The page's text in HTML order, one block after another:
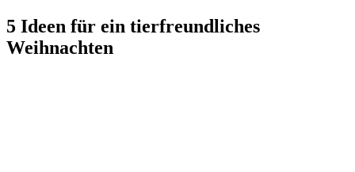
5 Ideen für ein tierfreundliches
Weihnachten